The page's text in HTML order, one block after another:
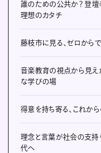
誰のための公共か？ 登壇
理想のカタチ
藤枝市に見る、ゼロから
音楽教育の視点から見え
な学びの場
得意を持ち寄る、これか
理念と言葉が社会の支持
代へ